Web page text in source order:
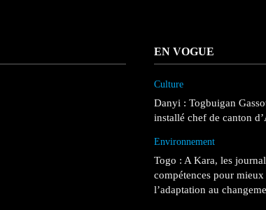
EN VOGUE
Culture
Danyi : Togbuigan
installé chef de canton
Environnement
Togo : A Kara, les
compétences pour
l’adaptation au